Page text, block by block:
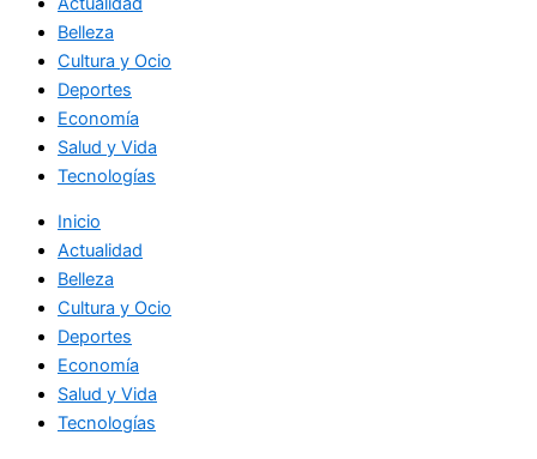
Belleza
Cultura y Ocio
Deportes
Economía
Salud y Vida
Tecnologías
Inicio
Actualidad
Belleza
Cultura y Ocio
Deportes
Economía
Salud y Vida
Tecnologías